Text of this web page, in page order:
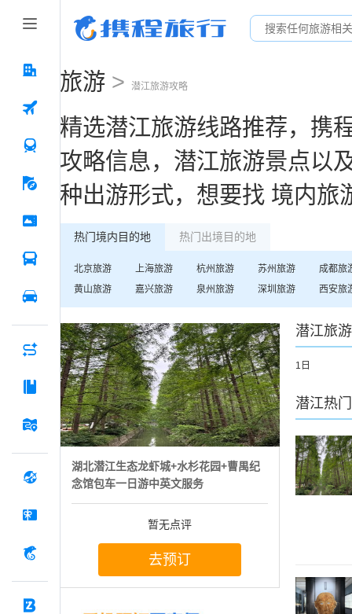
旅游 > 潜江旅游攻略
精选潜江旅游线路推荐，携
攻略信息， 潜江旅游景点以
种出游形式，想要找 境内旅
热门境内目的地 热门出境目的地
北京旅游 上海旅游 杭州旅游 苏州旅游 成都旅
黄山旅游 嘉兴旅游 泉州旅游 深圳 旅游 西安旅
湖北潜江生态龙虾城+水杉花园+曹禺纪
念馆包车一日游中英文服务
暂无点评
去预订
潜江旅
1日
潜江热